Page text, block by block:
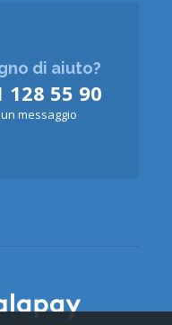
di aiuto?
128 55 90
messaggio